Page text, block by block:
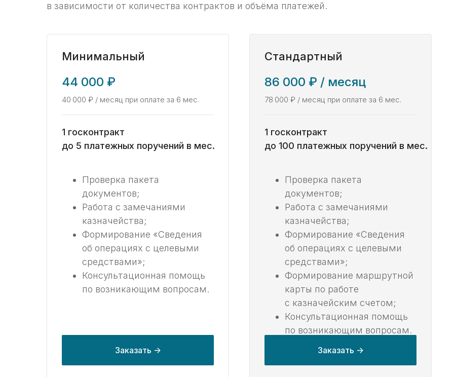
в зависимости от количества контрактов и объёма платежей.
Минимальный
44 000 ₽
Проверка пакета
документов;
Работа с замечаниями
казначейства;
Формирование «Сведения
об операциях с целевыми
средствами»;
Консультационная помощь
по возникающим вопросам.
Заказать ->
Стандартный
86 000 ₽ / месяц
Заказать ->
Проверка пакета
документов;
Работа с замечаниями
казначейства;
Формирование «Сведения
об операциях с целевыми
средствами»;
Формирование маршрутной
карты по работе
с казначейским счетом;
Консультационная помощь
по возникающим вопросам.
1 госконтракт
до 100 платежных поручений в мес.
1 госконтракт
до 5 платежных поручений в мес.
78 000 ₽ / месяц при оплате за 6 мес.
40 000 ₽ / месяц при оплате за 6 мес.